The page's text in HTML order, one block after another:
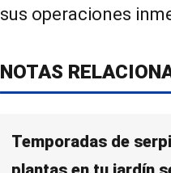
sus operaciones
NOTAS
Temporadas de